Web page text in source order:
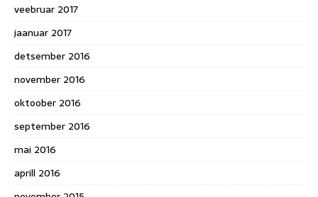
veebruar 2017
jaanuar 2017
detsember 2016
november 2016
oktoober 2016
september 2016
mai 2016
aprill 2016